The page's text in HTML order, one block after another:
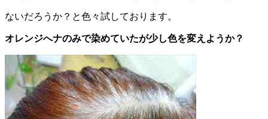
ないだろうか？と色々試しております。
オレンジへナのみで染めていたが少し色を変えようか？